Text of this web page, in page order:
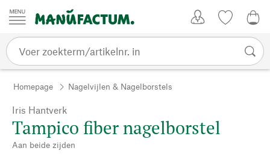
Passer au contenu
Homepage Nagelvijlen & Nagelborstels
Iris Hantverk
Tampico fiber nagelborstel
Aan beide zijden